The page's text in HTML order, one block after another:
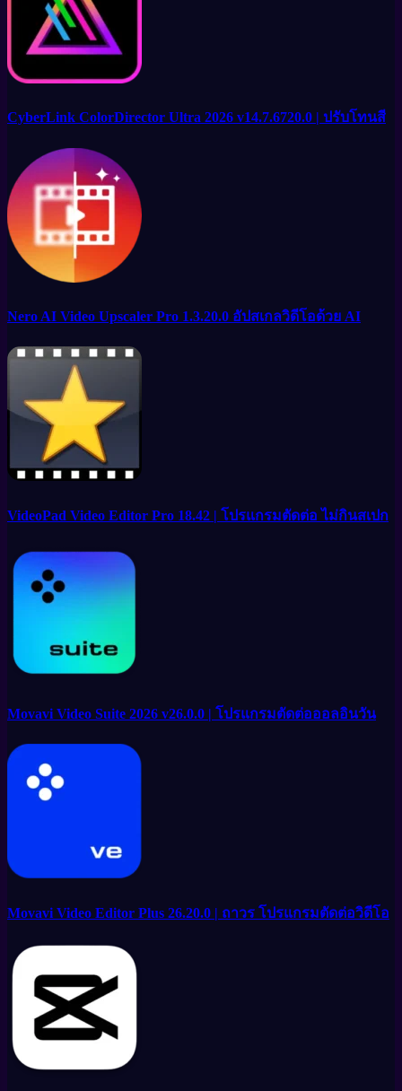
CyberLink ColorDirector Ultra 2026 v14.7.6720.0 | ปรับโทนสี
Nero AI Video Upscaler Pro 1.3.20.0 อัปสเกลวิดีโอด้วย AI
VideoPad Video Editor Pro 18.42 | โปรแกรมตัดต่อ ไม่กินสเปก
Movavi Video Suite 2026 v26.0.0 | โปรแกรมตัดต่อออลอินวัน
Movavi Video Editor Plus 26.20.0 | ถาวร โปรแกรมตัดต่อวิดีโอ